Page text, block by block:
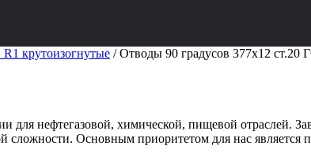
крутоизогнутые /Отводы 90 градусов 377х12 ст.20
для нефтегазовой, химической, пищевой
сложности. Основным приоритетом для нас